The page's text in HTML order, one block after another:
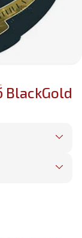
BlackGold